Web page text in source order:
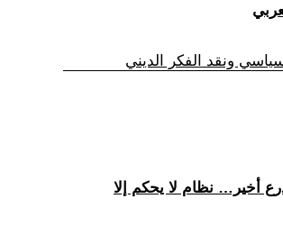
ونقد الفكر الديني
أخير… نظام لا يحكم إلا